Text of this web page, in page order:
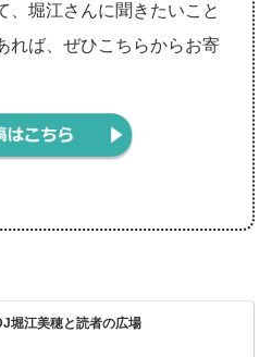
、堀江さんに聞きたいこと
れば、ぜひこちらからお寄
堀江美穂と読者の広場